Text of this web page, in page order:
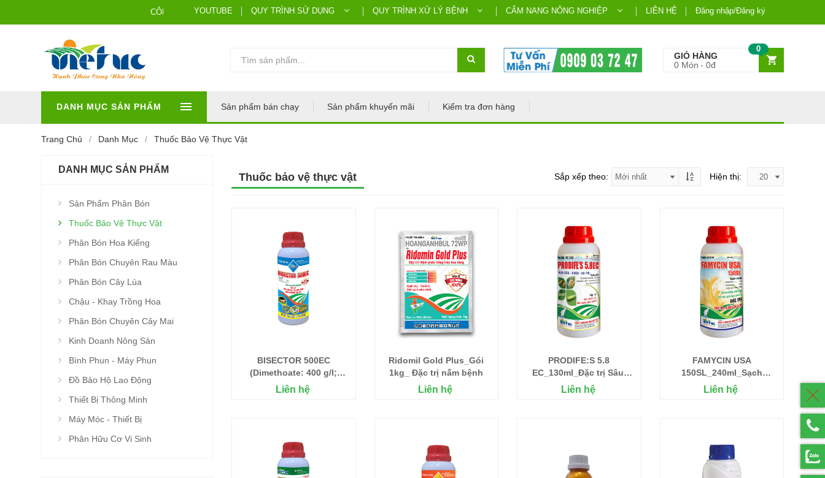
CÔNG TNHH HÓA SINH VIỆT ÚC
YOUTUBE QUY TRÌNH SỬ DỤNG QUY TRÌNH XỬ LÝ BỆNH CẨM NANG NÔNG NGHIỆP LIÊN HỆ Đăng nhập/Đăng ký
GIỎ HÀNG
0
0 Món 0đ
DANH MỤC SẢN PHẨM Sản phẩm bán chạy Sản phẩm khuyến mãi Kiểm tra đơn hàng
Trang Chủ Danh Mục Thuốc Bảo Vệ Thực Vật
Thuốc bảo vệ thực vật Sắp xếp theo: Hiện thị:
BISECTOR 500EC
(Dimethoate: 400 g/l;
Fenobucard: 100
g/l)_Chai 450ml_Đặc trị
Liên hệ
Ridomil Gold Plus_Gói
1kg_ Đặc trị nấm bệnh
Liên hệ
PRODIFE:S 5.8
EC_130ml_Đặc trị Sâu,
Nhện, Bọ trĩ, Rầy, Rệp
Liên hệ
FAMYCIN USA
150SL_240ml_Sạch
khuẩn, Nấm bệnh, Thán
thư, Thối nhũn
Liên hệ
DANH MỤC SẢN PHẨM
Sản Phẩm Phân Bón
Thuốc Bảo Vệ Thực Vật
Phân Bón Hoa Kiểng
Phân Bón Chuyên Rau Màu
Phân Bón Cây Lúa
Chậu - Khay Trồng Hoa
Phân Bón Chuyên Cây Mai
Kinh Doanh Nông Sản
Bình Phun - Máy Phun
Đồ Bảo Hộ Lao Động
Thiết Bị Thông Minh
Máy Móc - Thiết Bị
Phân Hữu Cơ Vi Sinh